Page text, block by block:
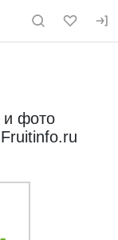
fruitinfo.ru
и фото